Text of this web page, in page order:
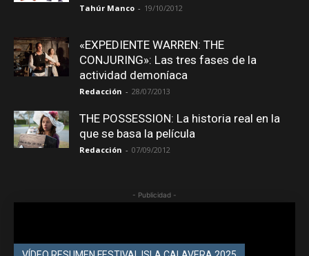
Tahúr Manco - 19/10/2012
«EXPEDIENTE WARREN: THE
CONJURING»: Las tres fases de la
actividad demoníaca
Redacción - 28/07/2013
THE POSSESSION: La historia real en la
que se basa la película
Redacción - 07/09/2012
- Publicidad -